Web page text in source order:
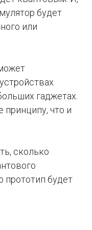
будет
или
гаджетах.
принципу, что и
сколько
прототип будет